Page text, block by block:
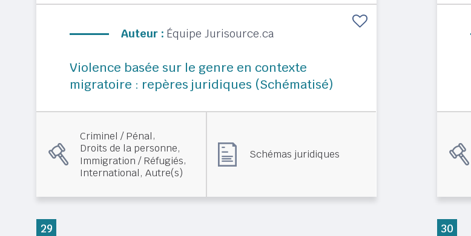
Auteur : Équipe Jurisource.ca
Violence basée sur le genre en contexte
migratoire : repères juridiques (Schématisé)
Criminel / Pénal,
Droits de la personne,
Immigration / Réfugiés,
International,Autre(s)
Schémas juridiques
29 30